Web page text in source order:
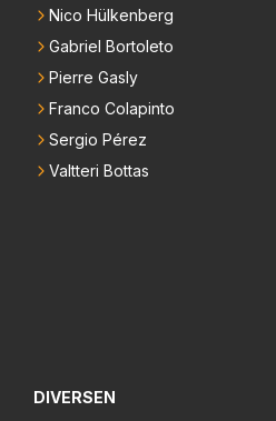
Nico Hülkenberg
Gabriel Bortoleto
Pierre Gasly
Franco Colapinto
Sergio Pérez
Valtteri Bottas
DIVERSEN